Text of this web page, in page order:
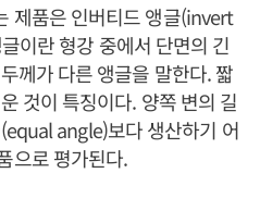
제품은 인버티드 앵글(invert
이란 형강 중에서 단면의 긴
께가 다른 앵글을 말한다. 짧
것이 특징이다. 양쪽 변의 길
angle)보다 생산하기 어
으로 평가된다.